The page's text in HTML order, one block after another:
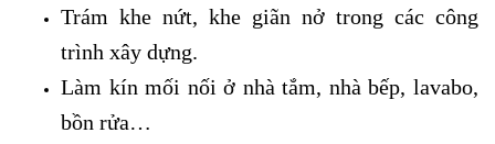
Trám khe nứt, khe giãn nở trong các công
trình xây dựng.
Làm kín mối nối ở nhà tắm, nhà bếp, lavabo,
bồn rửa…